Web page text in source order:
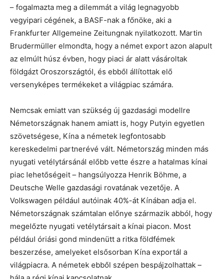
– fogalmazta meg a dilemmát a világ legnagyobb
vegyipari cégének, a BASF-nak a főnöke, aki a
Frankfurter Allgemeine Zeitungnak nyilatkozott. Martin
Brudermüller elmondta, hogy a német export azon alapult
az elmúlt húsz évben, hogy piaci ár alatt vásároltak
földgázt Oroszországtól, és ebből állítottak elő
versenyképes termékeket a világpiac számára.
Nemcsak emiatt van szükség új gazdasági modellre
Németországnak hanem amiatt is, hogy Putyin egyetlen
szövetségese, Kína a németek legfontosabb
kereskedelmi partnerévé vált. Németország minden más
nyugati vetélytársánál előbb vette észre a hatalmas kínai
piac lehetőségeit – hangsúlyozza Henrik Böhme, a
Deutsche Welle gazdasági rovatának vezetője. A
Volkswagen például autóinak 40%-át Kínában adja el.
Németországnak számtalan előnye származik abból, hogy
megelőzte nyugati vetélytársait a kínai piacon. Most
például óriási gond mindenütt a ritka földfémek
beszerzése, amelyeket elsősorban Kína exportál a
világpiacra. A németek ebből szépen bespájzolhattak –